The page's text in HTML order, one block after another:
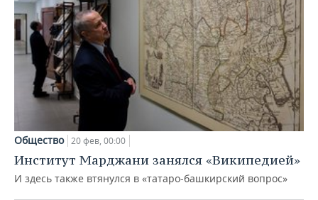
Общество 20 фев, 00:00
Институт Марджани занялся «Википедией»
И здесь также втянулся в «татаро-башкирский вопрос»